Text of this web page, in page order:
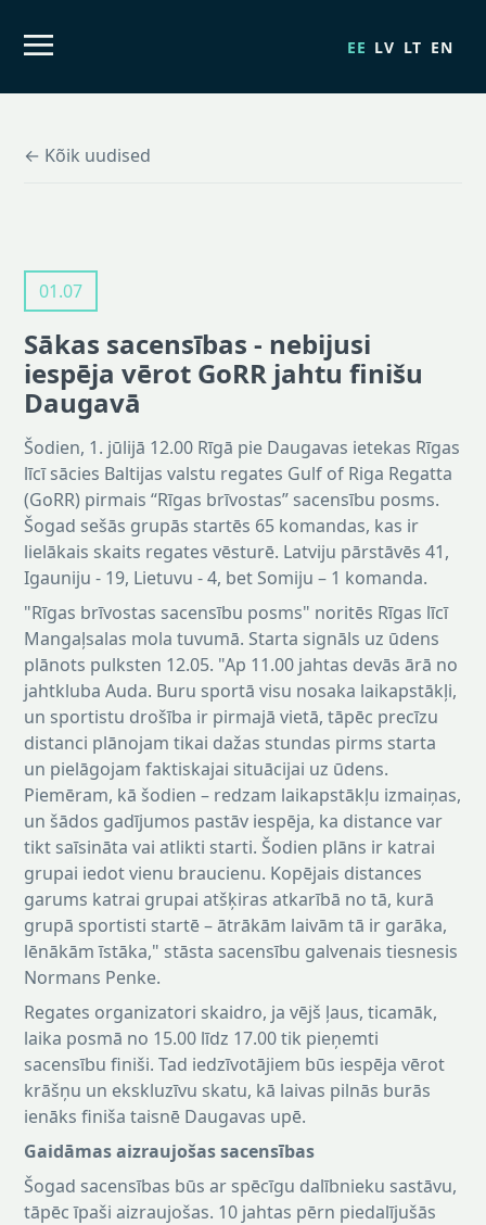
EE LV LT EN
← Kõik uudised
01.07
Sākas sacensības - nebijusi
iespēja vērot GoRR jahtu finišu
Daugavā
Šodien, 1. jūlijā 12.00 Rīgā pie Daugavas ietekas Rīgas
līcī sācies Baltijas valstu regates Gulf of Riga Regatta
(GoRR) pirmais “Rīgas brīvostas” sacensību posms.
Šogad sešās grupās startēs 65 komandas, kas ir
lielākais skaits regates vēsturē. Latviju pārstāvēs 41,
Igauniju - 19, Lietuvu - 4, bet Somiju – 1 komanda.
"Rīgas brīvostas sacensību posms" noritēs Rīgas līcī
Mangaļsalas mola tuvumā. Starta signāls uz ūdens
plānots pulksten 12.05. "Ap 11.00 jahtas devās ārā no
jahtkluba Auda. Buru sportā visu nosaka laikapstākļi,
un sportistu drošība ir pirmajā vietā, tāpēc precīzu
distanci plānojam tikai dažas stundas pirms starta
un pielāgojam faktiskajai situācijai uz ūdens.
Piemēram, kā šodien – redzam laikapstākļu izmaiņas,
un šādos gadījumos pastāv iespēja, ka distance var
tikt saīsināta vai atlikti starti. Šodien plāns ir katrai
grupai iedot vienu braucienu. Kopējais distances
garums katrai grupai atšķiras atkarībā no tā, kurā
grupā sportisti startē – ātrākām laivām tā ir garāka,
lēnākām īstāka," stāsta sacensību galvenais tiesnesis
Normans Penke.
Regates organizatori skaidro, ja vējš ļaus, ticamāk,
laika posmā no 15.00 līdz 17.00 tik pieņemti
sacensību finiši. Tad iedzīvotājiem būs iespēja vērot
krāšņu un ekskluzīvu skatu, kā laivas pilnās burās
ienāks finiša taisnē Daugavas upē.
Gaidāmas aizraujošas sacensības
Šogad sacensības būs ar spēcīgu dalībnieku sastāvu,
tāpēc īpaši aizraujošas. 10 jahtas pērn piedalījušās